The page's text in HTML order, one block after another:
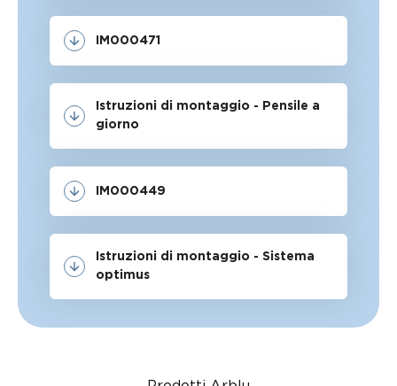
IM000471
Istruzioni di montaggio - Pensile a
giorno
IM000449
Istruzioni di montaggio - Sistema
optimus